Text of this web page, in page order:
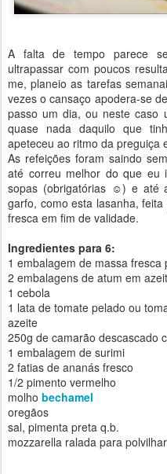
A falta de tempo parece
ultrapassar com poucos
me, planeio as tarefas
vezes o cansaço apodera-se
passo um dia, ou neste caso
quase nada daquilo que
apeteceu ao ritmo da preguiça
As refeições foram saindo
até correu melhor do que eu
sopas (obrigatórias ☺) e até
garfo, como esta lasanha,
fresca em fim de validade.
Ingredientes para 6:
1 embalagem de massa fresca
2 embalagens de atum em
1 cebola
1 lata de tomate pelado ou
azeite
250g de camarão descascado
1 embalagem de surimi
2 fatias de ananás fresco
1/2 pimento vermelho
molho bechamel
oregãos
sal, pimenta preta q.b.
mozzarella ralada para polvilhar